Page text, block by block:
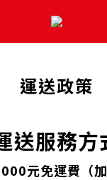
運送政策
送服務方
元免運費（加